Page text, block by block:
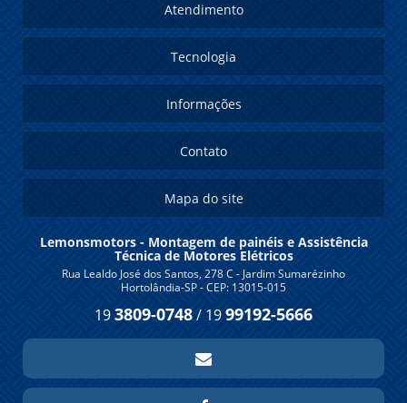
Atendimento
Tecnologia
Informações
Contato
Mapa do site
Lemonsmotors - Montagem de painéis e Assistência
Técnica de Motores Elétricos
Rua Lealdo José dos Santos, 278 C - Jardim Sumarézinho
Hortolândia-SP - CEP: 13015-015
193809-0748/ 1999192-5666